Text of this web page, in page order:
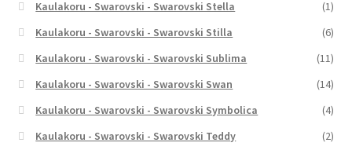
Kaulakoru - Swarovski - Swarovski Stella
(1)
Kaulakoru - Swarovski - Swarovski Stilla
(6)
Kaulakoru - Swarovski - Swarovski Sublima
(11)
Kaulakoru - Swarovski - Swarovski Swan
(14)
Kaulakoru - Swarovski - Swarovski Symbolica
(4)
Kaulakoru - Swarovski - Swarovski Teddy
(2)